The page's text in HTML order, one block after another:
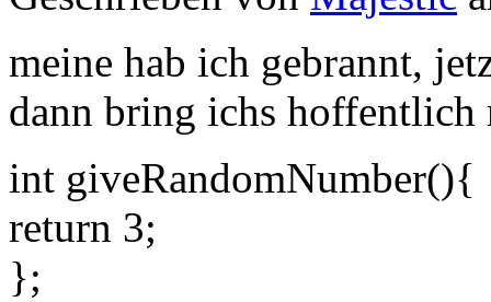
meine hab ich gebrannt,
dann bring ichs hoffentlich
int giveRandomNumber(){
return 3;
};